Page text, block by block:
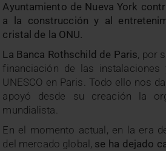
Ayuntamiento de Nueva York
a la construcción y al
cristal de la ONU.
La Banca Rothschild de Paris, por
financiación de las instalaciones
UNESCO en Paris. Todo ello nos
apoyó desde su creación la
mundialista.
En el momento actual, en la era
del mercado global, se ha dejado